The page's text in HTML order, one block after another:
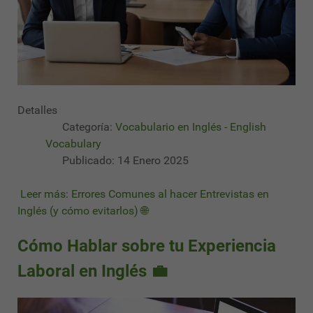
Detalles
Categoría: Vocabulario en Inglés - English
Vocabulary
Publicado: 14 Enero 2025
Leer más: Errores Comunes al hacer Entrevistas en
Inglés (y cómo evitarlos) 🌐
Cómo Hablar sobre tu Experiencia
Laboral en Inglés 💼